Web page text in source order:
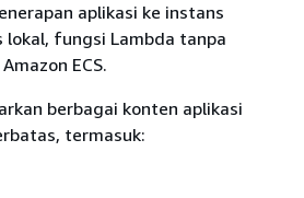
aplikasi ke instans
lokal, fungsi Lambda tanpa
ECS.
berbagai konten aplikasi
termasuk: